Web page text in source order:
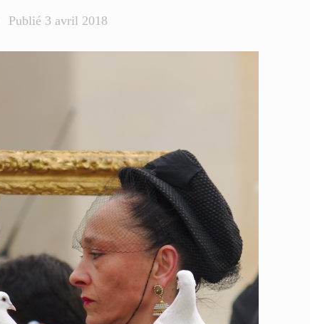
Publié 3 avril 2018